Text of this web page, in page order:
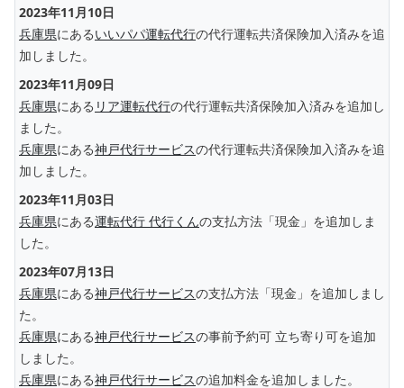
2023年11月10日
兵庫県にあるいいパパ運転代行の代行運転共済保険加入済みを追
加しました。
2023年11月09日
兵庫県にある リア運転代行の代行運転共済保険加入済みを追加し
ました。
兵庫県にある神戸代行サービスの代行運転共済保険加入済みを追
加しました。
2023年11月03日
兵庫県にある運転代行 代行くんの支払方法「現金」を追加しま
した。
2023年07月13日
兵庫県にある神戸代行サービスの支払方法「現金」を追加しまし
た。
兵庫県にある神戸代行サービスの事前予約可 立ち寄り可を追加
しました。
兵庫県にある神戸代行サービスの追加料金を追加しました。